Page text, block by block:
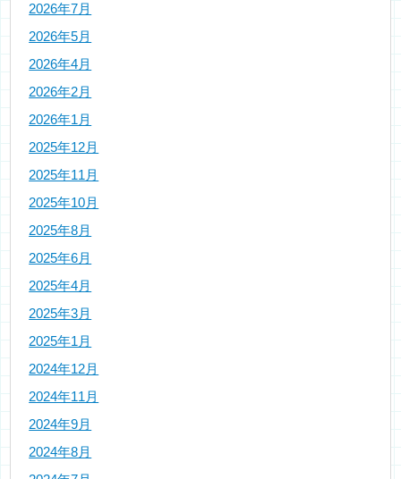
2026年7月
2026年5月
2026年4月
2026年2月
2026年1月
2025年12月
2025年11月
2025年10月
2025年8月
2025年6月
2025年4月
2025年3月
2025年1月
2024年12月
2024年11月
2024年9月
2024年8月